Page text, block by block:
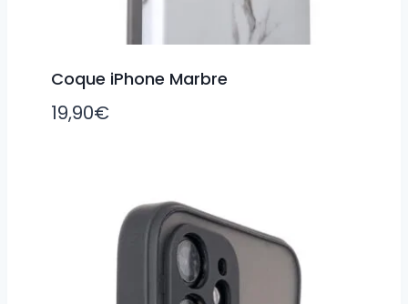
Coque iPhone Marbre
19,90€